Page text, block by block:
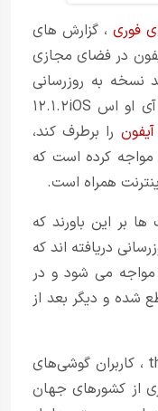
فوری ، گزارش های
در فضای مجازی
به روزرسانی
شده و آپدیت جدید سیستم عامل آی او اس ۱۲.۱.۲iOS
آیفون را برطرف کند،
کرده است که
همراه است.
بر این باورند که
دریافته اند که
مواجه می شود و در
شده و دیگر بعد از
از کشورهای جهان